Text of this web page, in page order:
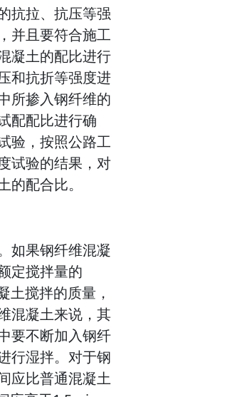
抗拉、抗压等强
并且要符合施工
凝土的配比进行
和抗折等强度进
所掺入钢纤维的
配配比进行确
验，按照公路工
试验的结果，对
配合比。
如果钢纤维混凝
定搅拌量的
土搅拌的质量，
混凝土来说，其
要不断加入钢纤
行湿拌。对于钢
应比普通混凝土